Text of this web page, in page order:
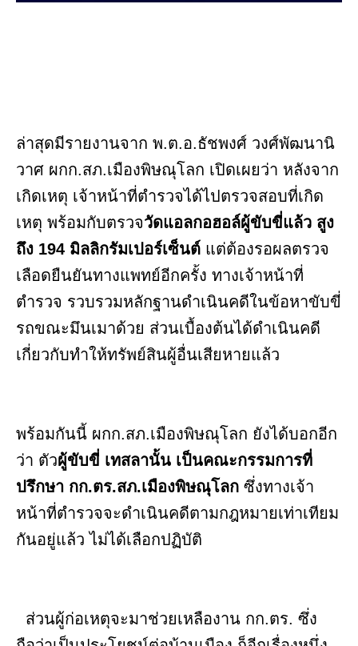
ล่าสุดมีรายงานจาก พ.ต.อ.ธัชพงศ์ วงศ์พัฒนานิ
วาศ ผกก.สภ.เมืองพิษณุโลก เปิดเผยว่า หลังจาก
เกิดเหตุ เจ้าหน้าที่ตำรวจได้ไปตรวจสอบที่เกิด
เหตุ พร้อมกับตรวจวัดแอลกอฮอล์ผู้ขับขี่แล้ว สูง
ถึง 194 มิลลิกรัมเปอร์เซ็นต์ แต่ต้องรอผลตรวจ
เลือดยืนยันทางแพทย์อีกครั้ง ทางเจ้าหน้าที่
ตำรวจ รวบรวมหลักฐานดำเนินคดีในข้อหาขับขี่
รถขณะมึนเมาด้วย ส่วนเบื้องต้นได้ดำเนินคดี
เกี่ยวกับทำให้ทรัพย์สินผู้อื่นเสียหายแล้ว
พร้อมกันนี้ ผกก.สภ.เมืองพิษณุโลก ยังได้บอกอีก
ว่า ตัวผู้ขับขี่ เทสลานั้น เป็นคณะกรรมการที่
ปรึกษา กก.ตร.สภ.เมืองพิษณุโลก ซึ่งทางเจ้า
หน้าที่ตำรวจจะดำเนินคดีตามกฎหมายเท่าเทียม
กันอยู่แล้ว ไม่ได้เลือกปฏิบัติ
ส่วนผู้ก่อเหตุจะมาช่วยเหลืองาน กก.ตร. ซึ่ง